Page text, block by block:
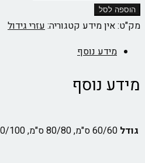
של
רשת
גמישה
פעמית
הוספה לסל
מק"ט:אין מידע קטגוריה: עזרי גידול
מידע נוסף
מידע נוסף
גודל 60/60 ס"מ, 80/80 ס"מ, 100/100 ס"מ